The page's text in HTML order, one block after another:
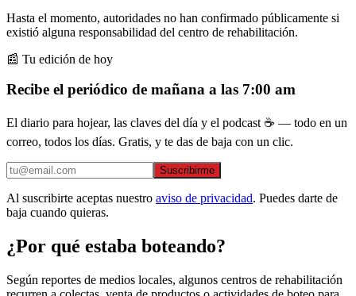
Hasta el momento, autoridades no han confirmado públicamente si
existió alguna responsabilidad del centro de rehabilitación.
📰 Tu edición de hoy
Recibe el periódico de mañana a las 7:00 am
El diario para hojear, las claves del día y el podcast ☕ — todo en un
correo, todos los días. Gratis, y te das de baja con un clic.
Suscribirme
Al suscribirte aceptas nuestro aviso de privacidad. Puedes darte de
baja cuando quieras.
¿Por qué estaba boteando?
Según reportes de medios locales, algunos centros de rehabilitación